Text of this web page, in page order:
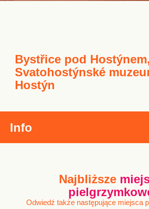
Bystřice pod Hostýnem,
Svatohostýnské
Hostýn
Info
Najbliższe
Odwiedź także następujące miejsca